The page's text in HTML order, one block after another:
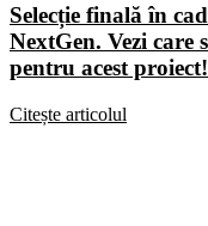
Selecție finală în
NextGen. Vezi care
pentru acest proiect!
Citește articolul